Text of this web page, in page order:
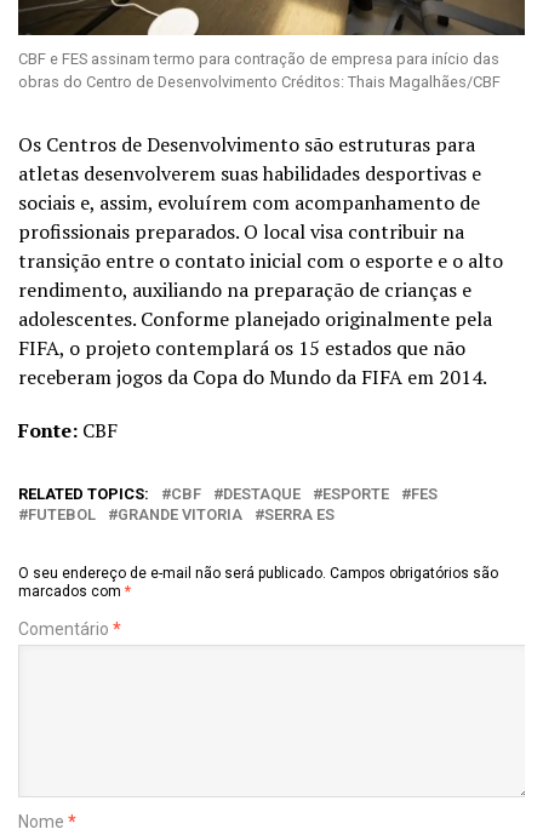
CBF e FES assinam termo para contração de empresa para início das
obras do Centro de Desenvolvimento Créditos: Thais Magalhães/CBF
Os Centros de Desenvolvimento são estruturas para
atletas desenvolverem suas habilidades desportivas e
sociais e, assim, evoluírem com acompanhamento de
profissionais preparados. O local visa contribuir na
transição entre o contato inicial com o esporte e o alto
rendimento, auxiliando na preparação de crianças e
adolescentes. Conforme planejado originalmente pela
FIFA, o projeto contemplará os 15 estados que não
receberam jogos da Copa do Mundo da FIFA em 2014.
Fonte: CBF
RELATED TOPICS: CBF DESTAQUE ESPORTE
FES
FUTEBOL
GRANDE VITORIA SERRA ES
O seu endereço de e-mail não será publicado. Campos obrigatórios são
marcados com *
Comentário *
Nome *